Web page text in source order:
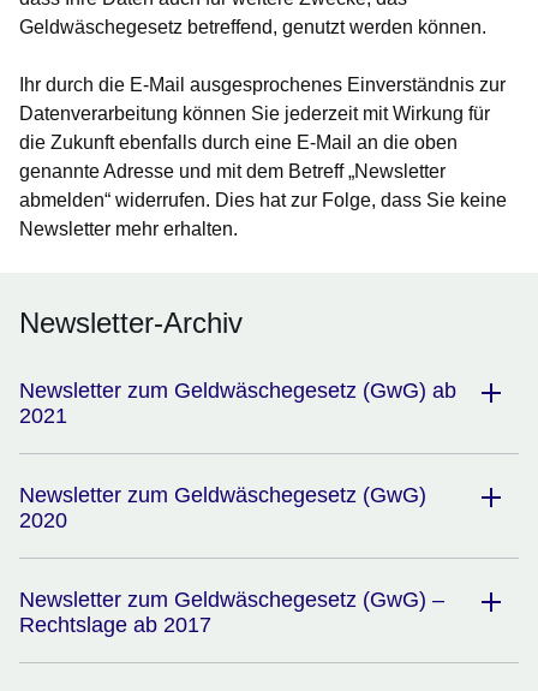
Geldwäschegesetz betreffend, genutzt werden können.
Ihr durch die E-Mail ausgesprochenes Einverständnis zur
Datenverarbeitung können Sie jederzeit mit Wirkung für
die Zukunft ebenfalls durch eine E-Mail an die oben
genannte Adresse und mit dem Betreff „Newsletter
abmelden“ widerrufen. Dies hat zur Folge, dass Sie keine
Newsletter mehr erhalten.
Newsletter-Archiv
Newsletter zum Geldwäschegesetz (GwG) ab
2021
Newsletter zum Geldwäschegesetz (GwG)
2020
Newsletter zum Geldwäschegesetz (GwG) –
Rechtslage ab 2017